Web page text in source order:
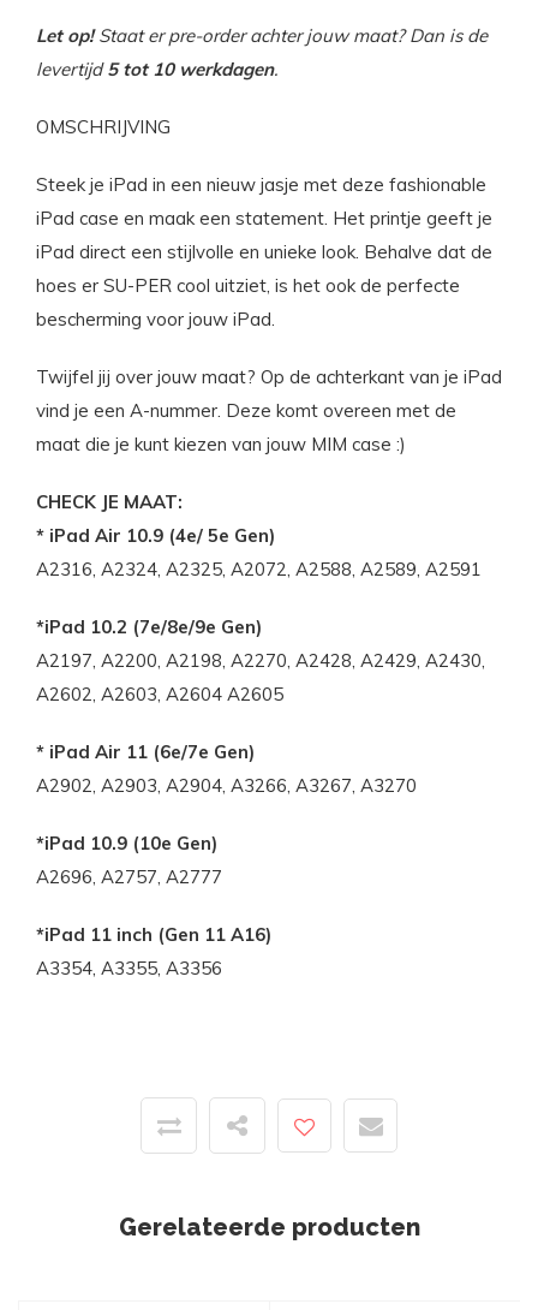
Let op!Staat er pre-order achter jouw maat? Dan is de
levertijd5 tot 10 werkdagen.
OMSCHRIJVING
Steek je iPad in een nieuw jasje met deze fashionable
iPad case en maak een statement. Het printje geeft je
iPad direct een stijlvolle en unieke look. Behalve dat de
hoes er SU-PER cool uitziet, is het ook de perfecte
bescherming voor jouw iPad.
Twijfel jij over jouw maat? Op de achterkant van je iPad
vind je een A-nummer. Deze komt overeen met de
maat die je kunt kiezen van jouw MIM case :)
CHECK JE MAAT:
* iPad Air 10.9 (4e/ 5e Gen)
A2316, A2324, A2325, A2072, A2588, A2589, A2591
*iPad 10.2 (7e/8e/9e Gen)
A2197, A2200, A2198, A2270, A2428, A2429, A2430,
A2602, A2603, A2604 A2605
* iPad Air 11 (6e/7e Gen)
A2902, A2903, A2904, A3266, A3267, A3270
*iPad 10.9 (10e Gen)
A2696, A2757, A2777
*iPad 11 inch (Gen 11 A16)
A3354, A3355, A3356
Gerelateerde producten